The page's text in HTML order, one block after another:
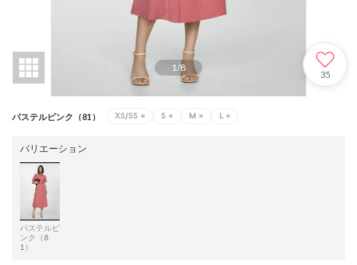
1/8
35
パステルピンク（81） XS/SS × S × M × L ×
バリエーション
パステルピ
ンク（8
1）